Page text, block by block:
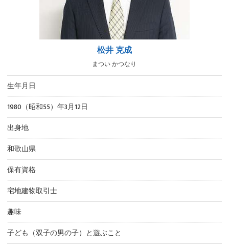
松井 克成
まつい かつなり
生年月日
1980（昭和55）年3月12日
出身地
和歌山県
保有資格
宅地建物取引士
趣味
子ども（双子の男の子）と遊ぶこと